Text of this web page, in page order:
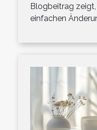
Blogbeitrag
einfachen